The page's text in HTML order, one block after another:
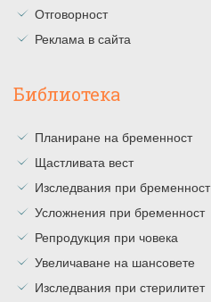
Отговорност
Реклама в сайта
Библиотека
Планиране на бременност
Щастливата вест
Изследвания при бременност
Усложнения при бременност
Репродукция при човека
Увеличаване на шансовете
Изследвания при стерилитет